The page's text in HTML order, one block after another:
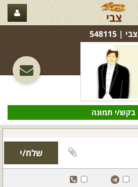
צבי
צבי‏ | 548115
בקש/י תמונה